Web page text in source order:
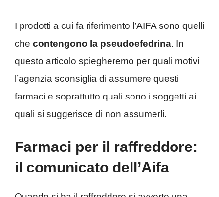
I prodotti a cui fa riferimento l’AIFA sono quelli
che contengono la pseudoefedrina. In
questo articolo spiegheremo per quali motivi
l’agenzia sconsiglia di assumere questi
farmaci e soprattutto quali sono i soggetti ai
quali si suggerisce di non assumerli.
Farmaci per il raffreddore:
il comunicato dell’Aifa